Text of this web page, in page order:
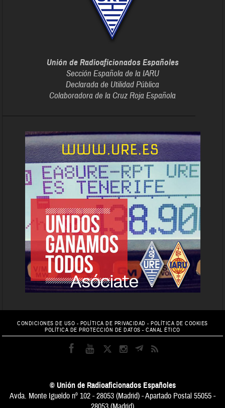
Unión de Radioaficionados Españoles
Sección Española de la IARU
Declarada de Utilidad Pública
Colaboradora de la Cruz Roja Española
CONDICIONES DE USO - POLÍTICA DE PRIVACIDAD -POLÍTICA DE COOKIES
POLÍTICA DE PROTECCIÓN DE DATOS -CANAL ÉTICO
© Unión de Radioaficionados Españoles
Avda. Monte Igueldo nº 102 - 28053 (Madrid) - Apartado Postal 55055 -